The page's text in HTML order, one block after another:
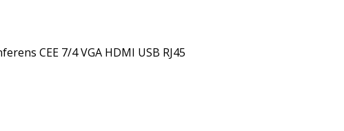
CEE 7/4 VGA HDMI USB RJ45